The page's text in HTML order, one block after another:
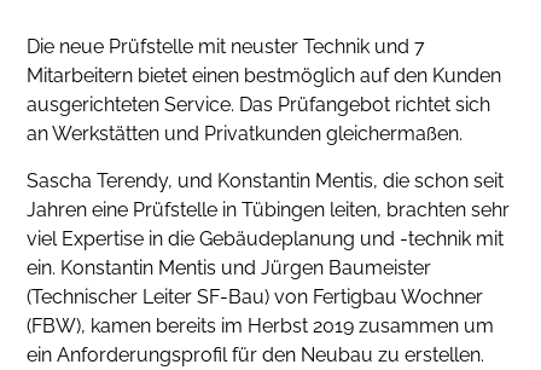
Die neue Prüfstelle mit neuster Technik und 7
Mitarbeitern bietet einen bestmöglich auf den Kunden
ausgerichteten Service. Das Prüfangebot richtet sich
an Werkstätten und Privatkunden gleichermaßen.
Sascha Terendy, und Konstantin Mentis, die schon seit
Jahren eine Prüfstelle in Tübingen leiten, brachten sehr
viel Expertise in die Gebäudeplanung und -technik mit
ein. Konstantin Mentis und Jürgen Baumeister
(Technischer Leiter SF-Bau) von Fertigbau Wochner
(FBW), kamen bereits im Herbst 2019 zusammen um
ein Anforderungsprofil für den Neubau zu erstellen.